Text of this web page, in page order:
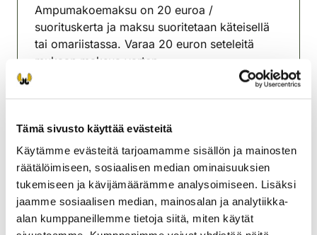
Tämä sivusto käyttää evästeitä
Käytämme evästeitä tarjoamamme sisällön ja mainosten
räätälöimiseen, sosiaalisen median ominaisuuksien
tukemiseen ja kävijämäärämme analysoimiseen. Lisäksi
jaamme sosiaalisen median, mainosalan ja analytiikka-
alan kumppaneillemme tietoja siitä, miten käytät
Ampumakoemaksu on 20 euroa /
suorituskerta ja maksu suoritetaan käteisellä
tai omariistassa. Varaa 20 euron seteleitä
mukaan maksua varten.
kokeen alkamisesta.
Lisätiedot Krista Suorsa, puh. 0405960485
Rovaniemen riistanhoitoyhdistys
Lappi
rovaniemi@rhy.riista.fi